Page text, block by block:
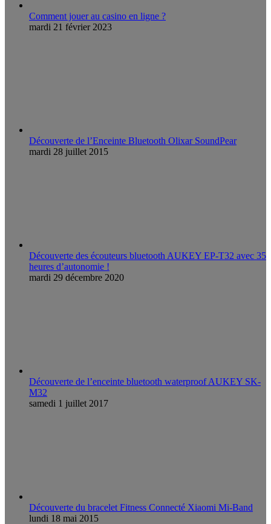
Comment jouer au casino en ligne ?
mardi 21 février 2023
Découverte de l’Enceinte Bluetooth Olixar SoundPear
mardi 28 juillet 2015
Découverte des écouteurs bluetooth AUKEY EP-T32 avec 35
heures d’autonomie !
mardi 29 décembre 2020
Découverte de l’enceinte bluetooth waterproof AUKEY SK-
M32
samedi 1 juillet 2017
Découverte du bracelet Fitness Connecté Xiaomi Mi-Band
lundi 18 mai 2015